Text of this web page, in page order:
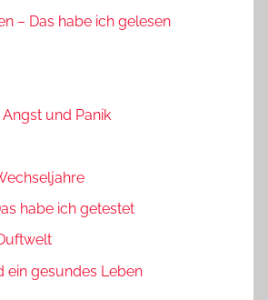
– Das habe ich gelesen
und Panik
habe ich getestet
ein gesundes Leben